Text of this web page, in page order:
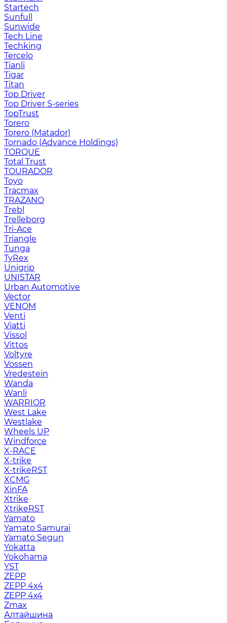
Startech
Sunfull
Sunwide
Tech Line
Techking
Tercelo
Tianli
Tigar
Titan
Top Driver
Top Driver S-series
TopTrust
Torero
Torero (Matador)
Tornado (Advance Holdings)
TORQUE
Total Trust
TOURADOR
Toyo
Tracmax
TRAZANO
Trebl
Trelleborg
Tri-Ace
Triangle
Tunga
TyRex
Unigrip
UNISTAR
Urban Automotive
Vector
VENOM
Venti
Viatti
Vissol
Vittos
Voltyre
Vossen
Vredestein
Wanda
Wanli
WARRIOR
West Lake
Westlake
Wheels UP
Windforce
X-RACE
X-trike
X-trikeRST
XCMG
XinFA
Xtrike
XtrikeRST
Yamato
Yamato Samurai
Yamato Segun
Yokatta
Yokohama
YST
ZEPP
ZEPP 4x4
ZEPP 4х4
Zmax
Алтайшина